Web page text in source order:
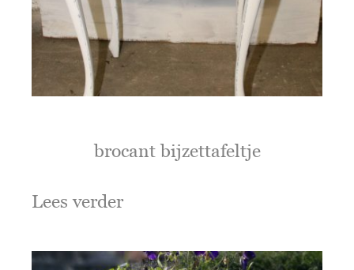
brocant bijzettafeltje
Lees verder